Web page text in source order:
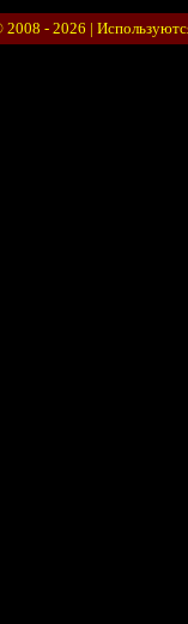
- 2026 |